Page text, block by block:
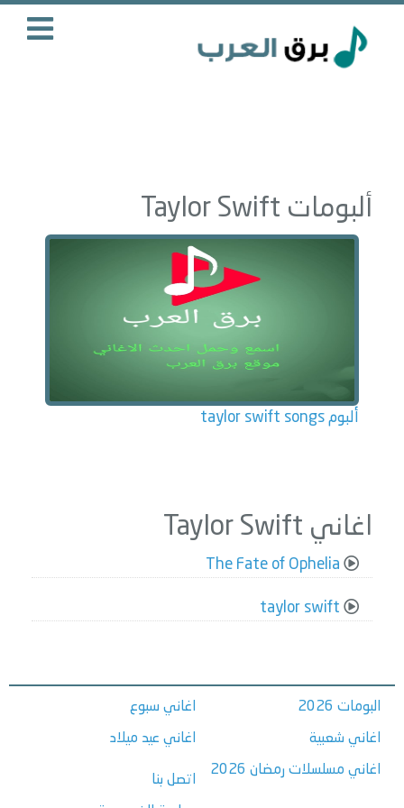
ألبومات Taylor Swift
ألبوم taylor swift songs
اغاني Taylor Swift
The Fate of Ophelia
taylor swift
البومات 2026
اغاني شعبية
اغاني مسلسلات رمضان 2026
اغاني سبوع
اغاني عيد ميلاد
اتصل بنا